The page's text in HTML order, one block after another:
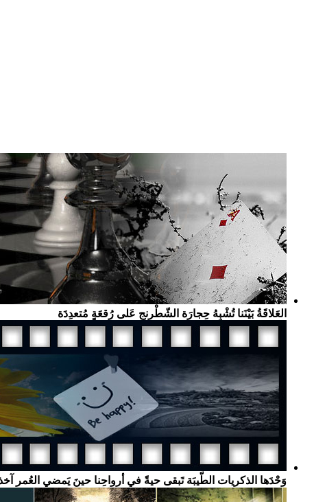
الـعـلاقـة
العَلاقَةُ بَيْنَنا تُشْبِهُ حِجارَة الشّطْرنج عَلى رُقعَةٍ مُتعدِدَة
وَحْدَها الذكريات الطّيبَة تَبقى حيةً في أرواحِنا حينَ يَمضي العُمر